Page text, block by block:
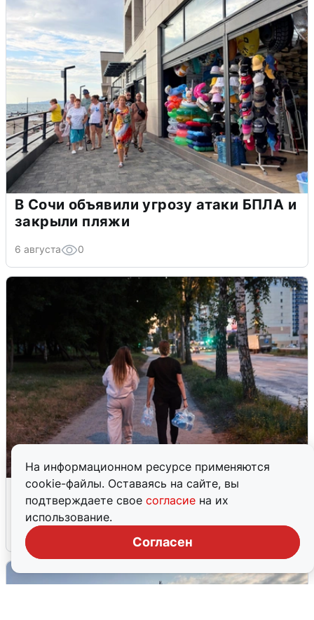
На информационном ресурсе применяются
cookie-файлы. Оставаясь на сайте, вы
подтверждаете свое согласие на их
использование.
Согласен
В Сочи объявили угрозу атаки БПЛА и
закрыли пляжи
6 августа 0
Опубликована карта отключений
воды в Воронеже
6 августа